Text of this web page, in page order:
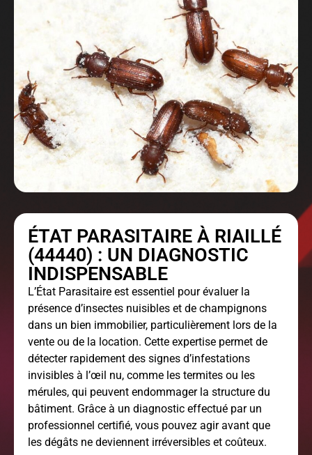
ÉTAT PARASITAIRE À RIAILLÉ
(44440) : UN DIAGNOSTIC
INDISPENSABLE
L’État Parasitaire est essentiel pour évaluer la
présence d’insectes nuisibles et de champignons
dans un bien immobilier, particulièrement lors de la
vente ou de la location. Cette expertise permet de
détecter rapidement des signes d’infestations
invisibles à l’œil nu, comme les termites ou les
mérules, qui peuvent endommager la structure du
bâtiment. Grâce à un diagnostic effectué par un
professionnel certifié, vous pouvez agir avant que
les dégâts ne deviennent irréversibles et coûteux.